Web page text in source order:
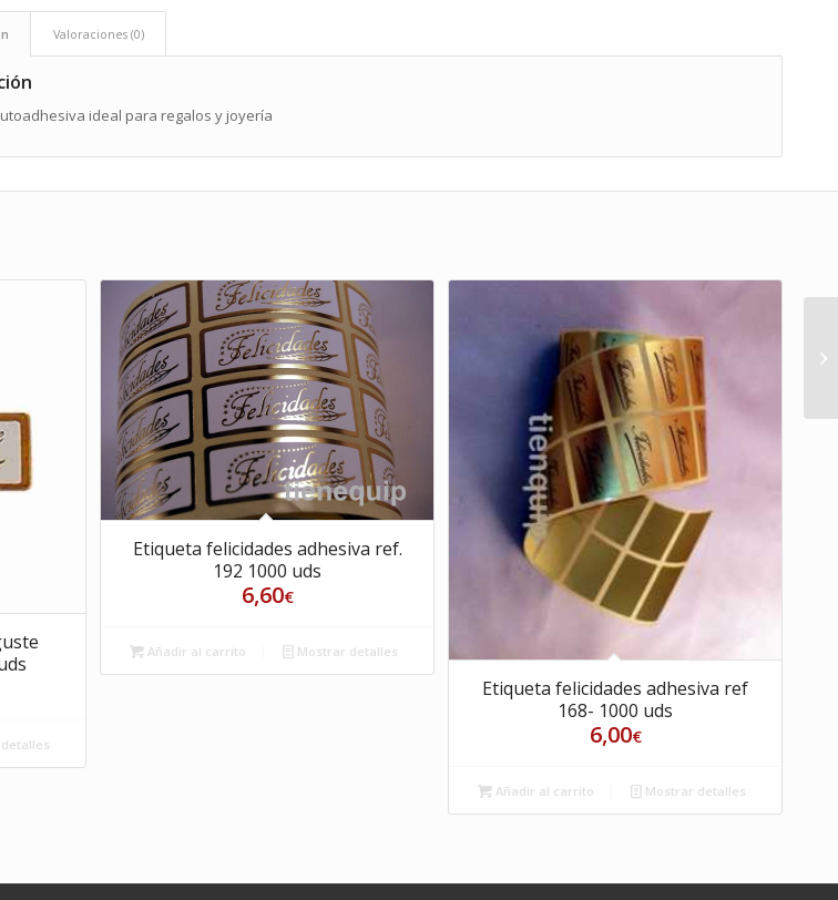
Valoraciones (0)
ideal para regalos y joyería
Etiqueta felicidades adhesiva ref.
192 1000 uds
6,60€
Añadir al carrito Mostrar detalles
Etiqueta felicidades adhesiva ref
168- 1000 uds
6,00€
Añadir al carrito Mostrar detalles